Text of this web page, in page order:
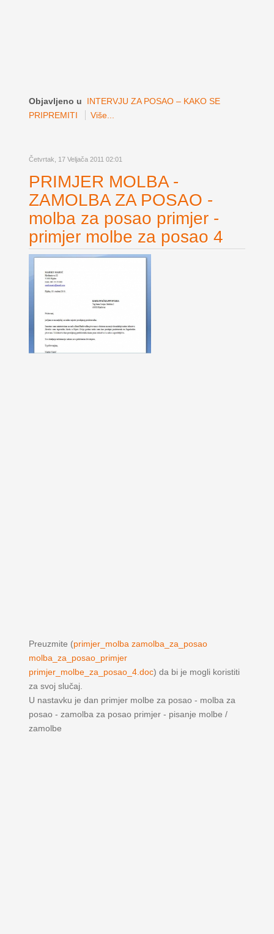
Objavljeno u
INTERVJU ZA POSAO – KAKO SE
PRIPREMITI
Više...
Četvrtak, 17 Veljača 2011 02:01
PRIMJER MOLBA -
ZAMOLBA ZA POSAO -
molba za posao primjer -
primjer molbe za posao 4
Preuzmite (primjer_molba zamolba_za_posao
molba_za_posao_primjer
primjer_molbe_za_posao_4.doc) da bi je mogli koristiti
za svoj slučaj.
U nastavku je dan primjer molbe za posao - molba za
posao - zamolba za posao primjer - pisanje molbe /
zamolbe